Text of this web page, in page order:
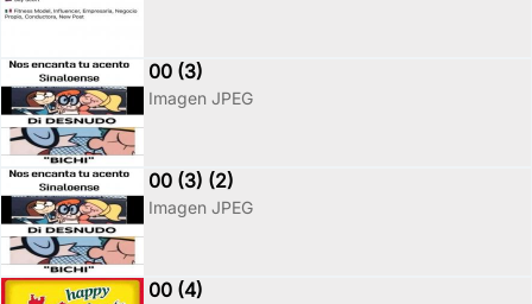
00 (3)
Imagen JPEG
00 (3) (2)
Imagen JPEG
00 (4)